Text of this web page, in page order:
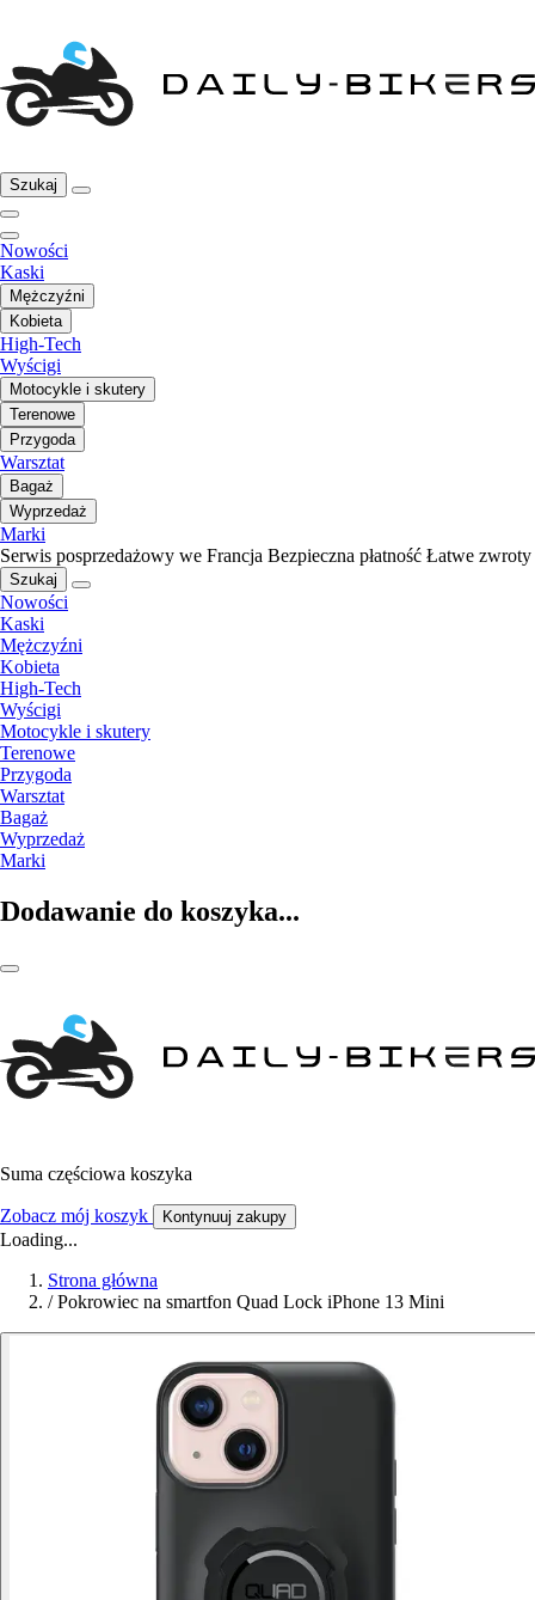
Szukaj
Nowości
Kaski
Mężczyźni
Kobieta
High-Tech
Wyścigi
Motocykle i skutery
Terenowe
Przygoda
Warsztat
Bagaż
Wyprzedaż
Marki
Serwis posprzedażowy we Francja Bezpieczna płatność Łatwe zwroty
Szukaj
Nowości
Kaski
Mężczyźni
Kobieta
High-Tech
Wyścigi
Motocykle i skutery
Terenowe
Przygoda
Warsztat
Bagaż
Wyprzedaż
Marki
Dodawanie do koszyka...
Suma częściowa koszyka
Zobacz mój koszyk Kontynuuj zakupy
Loading...
Strona główna
/ Pokrowiec na smartfon Quad Lock iPhone 13 Mini